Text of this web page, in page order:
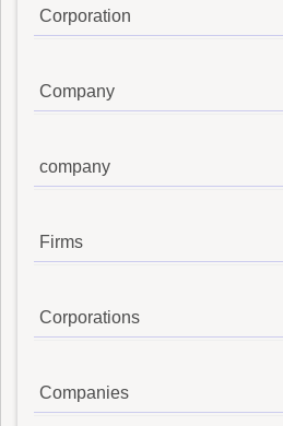
Corporation
Company
company
Firms
Corporations
Companies